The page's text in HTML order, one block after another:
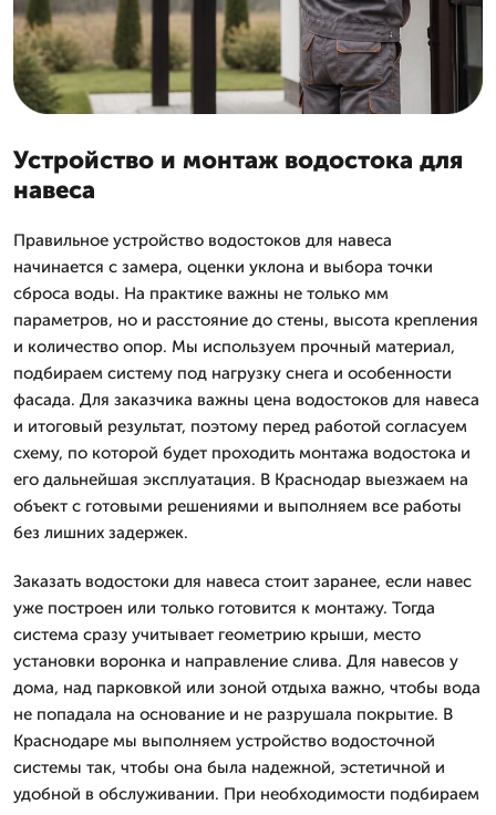
Устройство и монтаж водостока для
навеса
Правильное устройство водостоков для навеса
начинается с замера, оценки уклона и выбора точки
сброса воды. На практике важны не только мм
параметров, но и расстояние до стены, высота крепления
и количество опор. Мы используем прочный материал,
подбираем систему под нагрузку снега и особенности
фасада. Для заказчика важны цена водостоков для навеса
и итоговый результат, поэтому перед работой согласуем
схему, по которой будет проходить монтажа водостока и
его дальнейшая эксплуатация. В Краснодар выезжаем на
объект с готовыми решениями и выполняем все работы
без лишних задержек.
Заказать водостоки для навеса стоит заранее, если навес
уже построен или только готовится к монтажу. Тогда
система сразу учитывает геометрию крыши, место
установки воронка и направление слива. Для навесов у
дома, над парковкой или зоной отдыха важно, чтобы вода
не попадала на основание и не разрушала покрытие. В
Краснодаре мы выполняем устройство водосточной
системы так, чтобы она была надежной, эстетичной и
удобной в обслуживании. При необходимости подбираем